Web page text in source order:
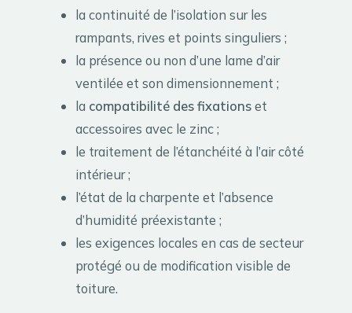
la continuité de l’isolation sur les
rampants, rives et points singuliers ;
la présence ou non d’une lame d’air
ventilée et son dimensionnement ;
la compatibilité des fixationset
accessoires avec le zinc ;
le traitement de l’étanchéité à l’air côté
intérieur ;
l’état de la charpente et l’absence
d’humidité préexistante ;
les exigences locales en cas de secteur
protégé ou de modification visible de
toiture.